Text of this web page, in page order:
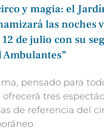
y magia: el
las noches
de julio con su
Ambulantes”
pensado para
ofrecerá tres
de referencia del